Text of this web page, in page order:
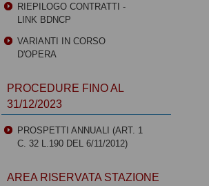
RIEPILOGO CONTRATTI -
LINK BDNCP
VARIANTI IN CORSO
D'OPERA
PROCEDURE FINO AL
31/12/2023
PROSPETTI ANNUALI (ART. 1
C. 32 L.190 DEL 6/11/2012)
AREA RISERVATA STAZIONE